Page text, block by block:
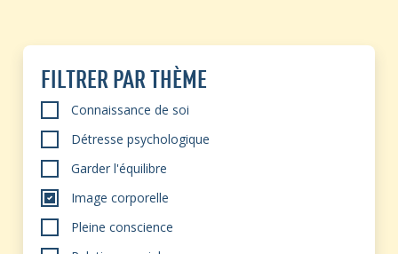
FILTRER PAR THÈME
Connaissance de soi
Détresse psychologique
Garder l'équilibre
Image corporelle
Pleine conscience